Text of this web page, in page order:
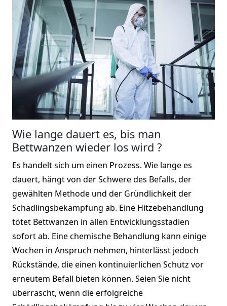
Wie lange dauert es, bis man
Bettwanzen wieder los wird ?
Es handelt sich um einen Prozess. Wie lange es
dauert, hängt von der Schwere des Befalls, der
gewählten Methode und der Gründlichkeit der
Schädlingsbekämpfung ab. Eine Hitzebehandlung
tötet Bettwanzen in allen Entwicklungsstadien
sofort ab. Eine chemische Behandlung kann einige
Wochen in Anspruch nehmen, hinterlässt jedoch
Rückstände, die einen kontinuierlichen Schutz vor
erneutem Befall bieten können. Seien Sie nicht
überrascht, wenn die erfolgreiche